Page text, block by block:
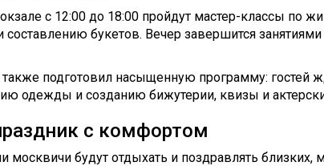
с 12:00 до 18:00 пройдут мастер-классы по
букетов. Вечер завершится занятиями
подготовил насыщенную программу: гостей
одежды и созданию бижутерии, квизы и
с комфортом
москвичи будут отдыхать и поздравлять близких,